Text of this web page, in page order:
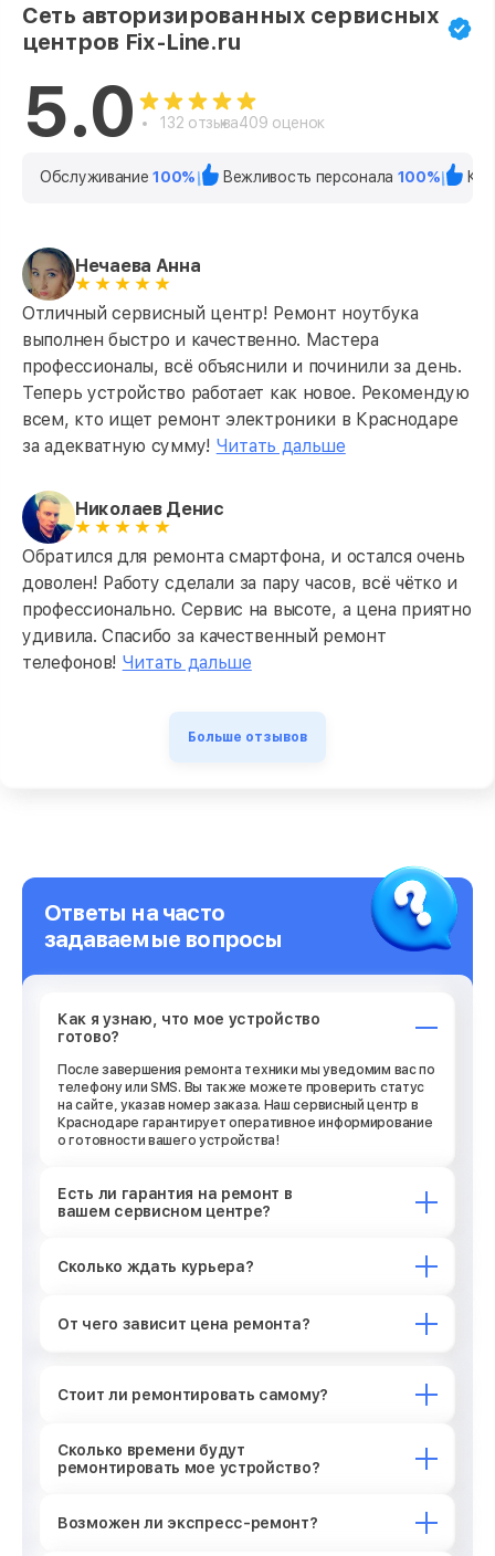
Сеть авторизированных сервисных
центров Fix-Line.ru
5.0 132 отзыва409 оценок
Обслуживание100% Вежливость персонала 100%
Нечаева Анна
Отличный сервисный центр! Ремонт ноутбука
выполнен быстро и качественно. Мастера
профессионалы, всё объяснили и починили за день.
Теперь устройство работает как новое. Рекомендую
всем, кто ищет ремонт электроники в Краснодаре
за адекватную сумму! Читать дальше
Николаев Денис
Обратился для ремонта смартфона, и остался очень
доволен! Работу сделали за пару часов, всё чётко и
профессионально. Сервис на высоте, а цена приятно
удивила. Спасибо за качественный ремонт
телефонов! Читать дальше
Больше отзывов
Ответы на часто
задаваемые вопросы
Как я узнаю, что мое устройство
готово?
После завершения ремонта техники мы уведомим вас по
телефону или SMS. Вы также можете проверить статус
на сайте, указав номер заказа. Наш сервисный центр в
Краснодаре гарантирует оперативное информирование
о готовности вашего устройства!
Есть ли гарантия на ремонт в
вашем сервисном центре?
Сколько ждать курьера?
От чего зависит цена ремонта?
Стоит ли ремонтировать самому?
Сколько времени будут
ремонтировать мое устройство?
Возможен ли экспресс-ремонт?